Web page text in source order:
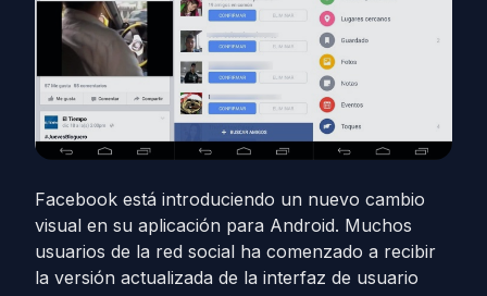
Facebook está introduciendo un nuevo cambio
visual en su aplicación para Android. Muchos
usuarios de la red social ha comenzado a recibir
la versión actualizada de la interfaz de usuario